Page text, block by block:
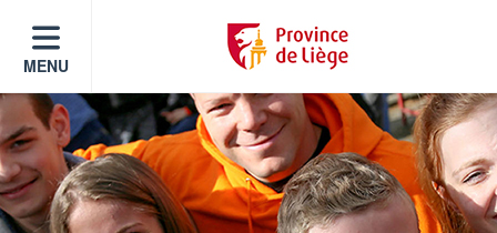
MENU